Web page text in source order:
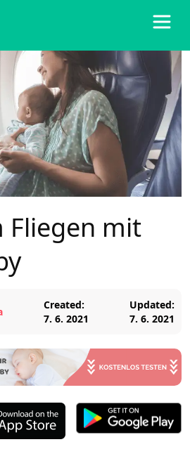
Fliegen mit
Created:
7. 6. 2021
Updated:
7. 6. 2021